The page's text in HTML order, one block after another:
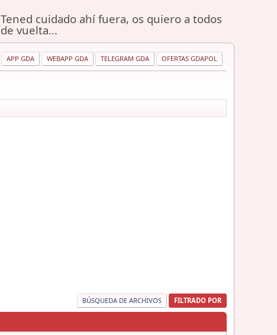
Tened cuidado ahí fuera, os quiero a todos
de vuelta...
APP GDA WEBAPP GDA TELEGRAM GDA OFERTAS GDAPOL
BÚSQUEDA DE ARCHIVOS FILTRADO POR